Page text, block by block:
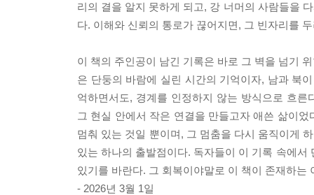
리의 결을 알지 못하게 되고, 강 너머의 사람들을
다. 이해와 신뢰의 통로가 끊어지면, 그 빈자리를
이 책의 주인공이 남긴 기록은 바로 그 벽을 넘기
은 단둥의 바람에 실린 시간의 기억이자, 남과 북
억하면서도, 경계를 인정하지 않는 방식으로 흐
그 현실 안에서 작은 연결을 만들고자 애쓴 삶이
멈춰 있는 것일 뿐이며, 그 멈춤을 다시 움직이게
있는 하나의 출발점이다. 독자들이 이 기록 속에서
있기를 바란다. 그 회복이야말로 이 책이 존재하
- 2026년 3월 1일